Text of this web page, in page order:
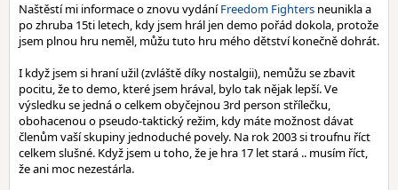
Naštěstí mi informace o znovu vydáníFreedom Fighters neunikla a
po zhruba 15ti letech, kdy jsem hrál jen demo pořád dokola, protože
jsem plnou hru neměl, můžu tuto hru mého dětství konečně dohrát.
I když jsem si hraní užil (zvláště díky nostalgii), nemůžu se zbavit
pocitu, že to demo, které jsem hrával, bylo tak nějak lepší. Ve
výsledku se jedná o celkem obyčejnou 3rd person střílečku,
obohacenou o pseudo-taktický režim, kdy máte možnost dávat
členům vaší skupiny jednoduché povely. Na rok 2003 si troufnu říct
celkem slušné. Když jsem u toho, že je hra 17 let stará .. musím říct,
že ani moc nezestárla.